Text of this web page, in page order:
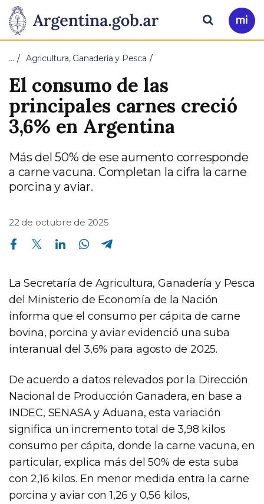
Presidencia
de
la
Nación
Pasar al contenido principal
Ir
a
Buscar
… Agricultura, Ganadería y Pesca
El consumo de las
principales carnes creció
3,6% en Argentina
Más del 50% de ese aumento corresponde
a carne vacuna. Completan la cifra la carne
porcina y aviar.
22 de octubre de 2025
Compartir en Facebook Compartir en Twitter Compartir en Linkedin Compartir en Whatsapp
La Secretaría de Agricultura, Ganadería y Pesca
del Ministerio de Economía de la Nación
informa que el consumo per cápita de carne
bovina, porcina y aviar evidenció una suba
interanual del 3,6% para agosto de 2025.
De acuerdo a datos relevados por la Dirección
Nacional de Producción Ganadera, en base a
INDEC, SENASA y Aduana, esta variación
significa un incremento total de 3,98 kilos
consumo per cápita, donde la carne vacuna, en
particular, explica más del 50% de esta suba
con 2,16 kilos. En menor medida entra la carne
porcina y aviar con 1,26 y 0,56 kilos,